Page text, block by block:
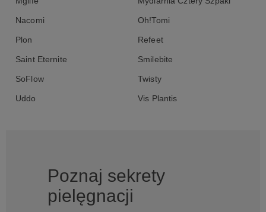
Nacomi Oh!Tomi
Plon Refeet
Saint Eternite Smilebite
SoFlow Twisty
Uddo Vis Plantis
Poznaj sekrety
pielęgnacji